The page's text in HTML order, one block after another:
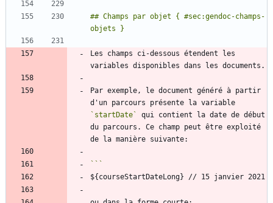
## Champs par objet { #sec:gendoc-champs-
Les champs ci-dessous étendent les
Par exemple, le document généré à partir
`startDate`
qui contient la date de début
du parcours. Ce champ peut être exploité